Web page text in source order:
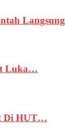
Luka…
Di HUT…